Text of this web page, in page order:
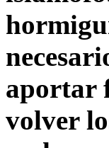
aportar
volver